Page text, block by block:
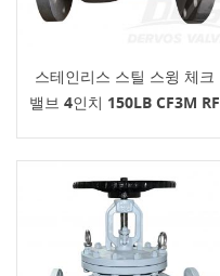
스테인리스 스틸 스윙 체크
밸브 4인치 150LB CF3M RF